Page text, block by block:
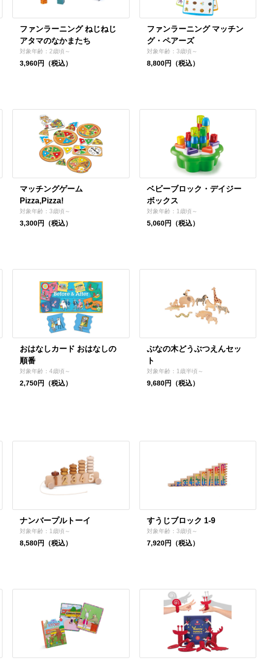
ファンラーニング ねじねじ
アタマのなかまたち
対象年齢：2歳頃～
3,960円（税込）
ファンラーニング マッチン
グ・ペアーズ
対象年齢：3歳頃～
8,800円（税込）
マッチングゲーム
Pizza,Pizza!
対象年齢：3歳頃～
3,300円（税込）
ベビーブロック・デイジー
ボックス
対象年齢：1歳頃～
5,060円（税込）
おはなしカード おはなしの
順番
対象年齢：4歳頃～
2,750円（税込）
ぶなの木どうぶつえんセッ
ト
対象年齢：1歳半頃～
9,680円（税込）
ナンバープルトーイ
対象年齢：1歳頃～
8,580円（税込）
すうじブロック 1-9
対象年齢：3歳頃～
7,920円（税込）